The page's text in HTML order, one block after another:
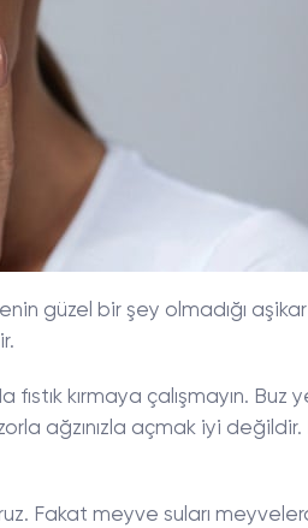
güzel bir şey olmadığı
kırmaya çalışmayın. Buz
ağzınızla açmak iyi
Fakat meyve suları